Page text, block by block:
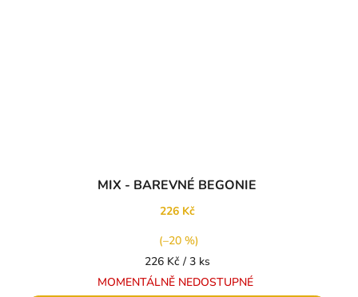
MIX - BAREVNÉ BEGONIE
226 Kč
(–20 %)
Měrná
cena:
226 Kč / 3 ks
MOMENTÁLNĚ NEDOSTUPNÉ